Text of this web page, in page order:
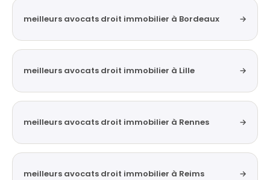
meilleurs avocats droit immobilier à Bordeaux →
meilleurs avocats droit immobilier à Lille →
meilleurs avocats droit immobilier à Rennes →
meilleurs avocats droit immobilier à Reims →